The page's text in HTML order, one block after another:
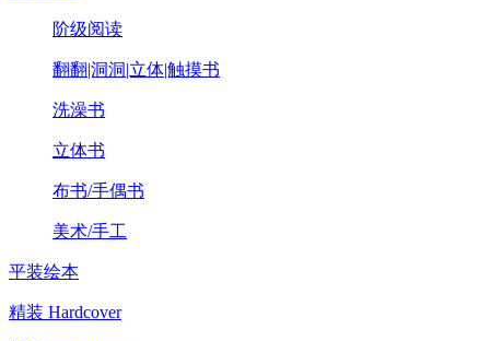
阶级阅读
翻翻|洞洞|立体|触摸书
洗澡书
立体书
布书/手偶书
美术/手工
平装绘本
精装 Hardcover